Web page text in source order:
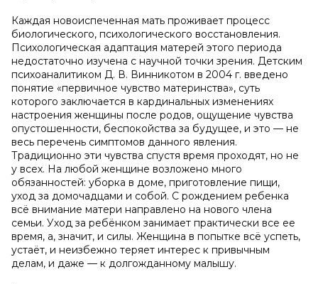
Каждая новоиспеченная мать проживает процесс
биологического, психологического восстановления.
Психологическая адаптация матерей этого периода
недостаточно изучена с научной точки зрения. Детским
психоаналитиком Д. В. Винникотом в 2004 г. введено
понятие «первичное чувство материнства», суть
которого заключается в кардинальных изменениях
настроения женщины после родов, ощущение чувства
опустошенности, беспокойства за будущее, и это — не
весь перечень симптомов данного явления.
Традиционно эти чувства спустя время проходят, но не
у всех. На любой женщине возложено много
обязанностей: уборка в доме, приготовление пищи,
уход за домочадцами и собой. С рождением ребенка
всё внимание матери направлено на нового члена
семьи. Уход за ребёнком занимает практически все ее
время, а, значит, и силы. Женщина в попытке всё успеть,
устаёт, и неизбежно теряет интерес к привычным
делам, и даже — к долгожданному малышу.